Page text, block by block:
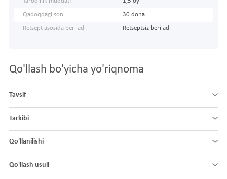
Qadoqdagi soni 30 dona
Retsept asosida beriladi Retseptsiz beriladi
Qo'llash bo'yicha yo'riqnoma
Tavsif
Tarkibi
Qo'llanilishi
Qo'llash usuli